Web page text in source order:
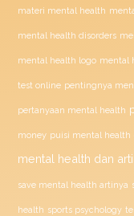
materi mental health
mental health disorders
mental health logo mental
test online pentingnya
pertanyaan mental health
money puisi mental health
mental health dan
save mental health artinya
health sports psychology